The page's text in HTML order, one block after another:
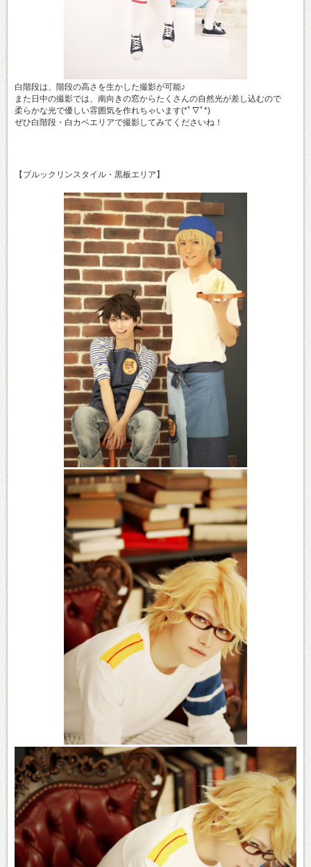
白階段は、階段の高さを生かした撮影が可能♪
また日中の撮影では、南向きの窓からたくさんの自然光が差し込むので
柔らかな光で優しい雰囲気を作れちゃいます(*ﾟ▽ﾟ*)
ぜひ白階段・白カベエリアで撮影してみてくださいね！
【ブルックリンスタイル・黒板エリア】